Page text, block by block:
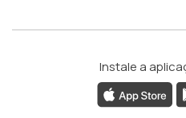
Instale a